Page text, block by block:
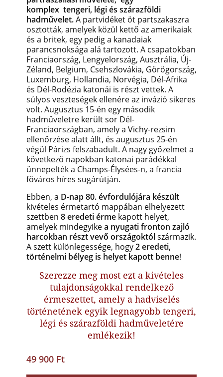
komplex tengeri, légi és szárazföldi
hadművelet.A partvidéket öt partszakaszra
osztották, amelyek közül kettő az amerikaiak
és a britek, egy pedig a kanadaiak
parancsnoksága alá tartozott. A csapatokban
Franciaország, Lengyelország, Ausztrália, Új-
Zéland, Belgium, Csehszlovákia, Görögország,
Luxemburg, Hollandia, Norvégia, Dél-Afrika
és Dél-Rodézia katonái is részt vettek. A
súlyos veszteségek ellenére az invázió sikeres
volt. Augusztus 15-én egy második
hadműveletre került sor Dél-
Franciaországban, amely a Vichy-rezsim
ellenőrzése alatt állt, és augusztus 25-én
végül Párizs felszabadult. A nagy győzelmet a
következő napokban katonai parádékkal
ünnepelték a Champs-Élysées-n, a francia
főváros híres sugárútján.
Ebben, a D-nap 80. évfordulójára készült
kivételes érmetartó mappában elhelyezett
szettben 8 eredeti érme kapott helyet,
amelyek mindegyikea nyugati fronton zajló
harcokban részt vevő országoktólszármazik.
A szett különlegessége, hogy2 eredeti,
történelmi bélyeg is helyet kapott benne!
Szerezze meg most ezt a kivételes
tulajdonságokkal rendelkező
érmeszettet, amely a hadviselés
történetének egyik legnagyobb tengeri,
légi és szárazföldi hadműveletére
emlékezik!
49 900 Ft